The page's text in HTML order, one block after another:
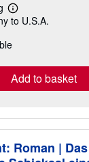
Learn
more
shipping
to U.S.A.
Add to basket
Roman | Das